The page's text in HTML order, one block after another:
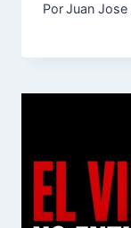
PorJuan Jose